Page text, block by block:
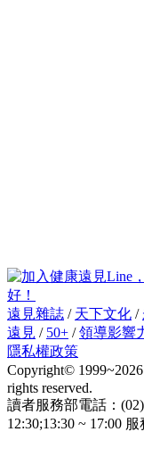
好！
遠見雜誌 / 天下文化 /
遠見 / 50+ /領導影響
隱私權政策
Copyright©
rights reserved.
讀者服務部電話：
12:30;13:30 ~ 17:00 服